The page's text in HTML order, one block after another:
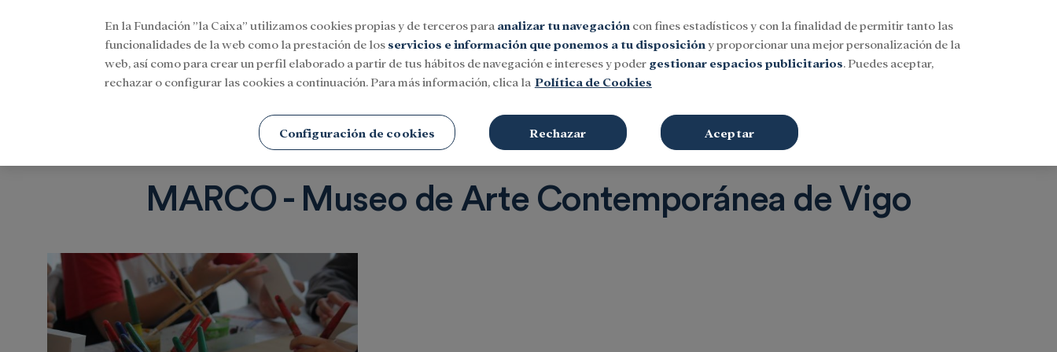
Iniciar sesión Buscar
SocialInvestigación y becasCultura
MARCO - Museo de Arte Contemporánea de Vigo
En la Fundación ”la Caixa” utilizamos cookies propias y de terceros para analizar tu navegación con fines estadísticos y con la finalidad de permitir tanto las
funcionalidades de la web como la prestación de los servicios e información que ponemos a tu disposición y proporcionar una mejor personalización de la
web, así como para crear un perfil elaborado a partir de tus hábitos de navegación e intereses y poder gestionar espacios publicitarios. Puedes aceptar,
rechazar o configurar las cookies a continuación. Para más información, clica la Política de Cookies
Configuración de cookies Rechazar Aceptar